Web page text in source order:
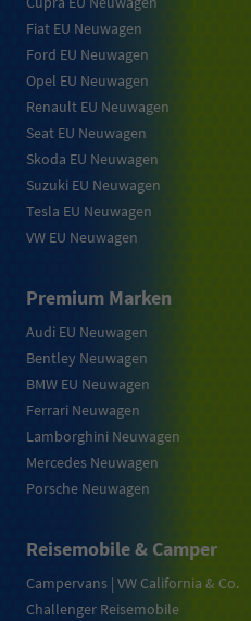
Fiat EU Neuwagen
Ford EU Neuwagen
Opel EU Neuwagen
Renault EU Neuwagen
Seat EU Neuwagen
Skoda EU Neuwagen
Suzuki EU Neuwagen
Tesla EU Neuwagen
VW EU Neuwagen
Premium Marken
Audi EU Neuwagen
Bentley Neuwagen
BMW EU Neuwagen
Ferrari Neuwagen
Lamborghini Neuwagen
Mercedes Neuwagen
Porsche Neuwagen
Reisemobile & Camper
Campervans | VW California & Co.
Challenger Reisemobile